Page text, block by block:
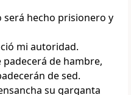
hecho prisionero y
mi autoridad.
de hambre,
de sed.
su garganta